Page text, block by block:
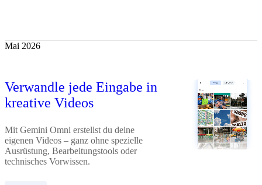
Mai 2026
Verwandle jede Eingabe in
kreative Videos
Mit Gemini Omni erstellst du deine
eigenen Videos – ganz ohne spezielle
Ausrüstung, Bearbeitungstools oder
technisches Vorwissen.